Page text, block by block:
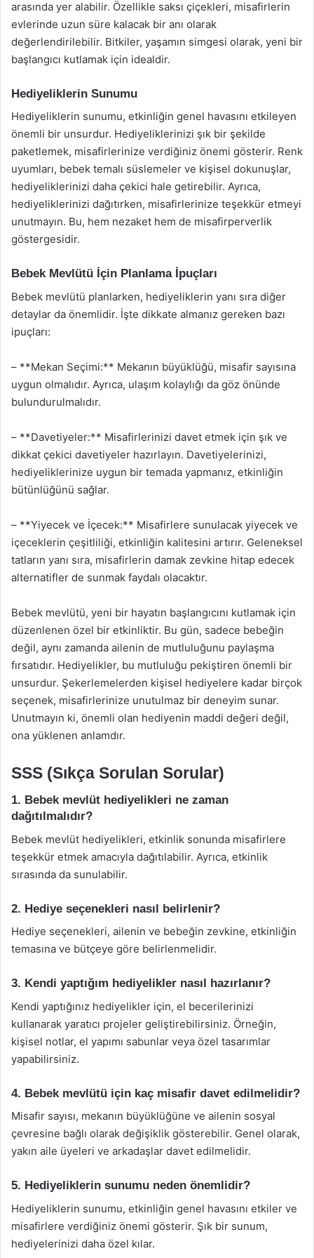
arasında yer alabilir. Özellikle saksı çiçekleri, misafirlerin
evlerinde uzun süre kalacak bir anı olarak
değerlendirilebilir. Bitkiler, yaşamın simgesi olarak, yeni bir
başlangıcı kutlamak için idealdir.
Hediyeliklerin Sunumu
Hediyeliklerin sunumu, etkinliğin genel havasını etkileyen
önemli bir unsurdur. Hediyeliklerinizi şık bir şekilde
paketlemek, misafirlerinize verdiğiniz önemi gösterir. Renk
uyumları, bebek temalı süslemeler ve kişisel dokunuşlar,
hediyeliklerinizi daha çekici hale getirebilir. Ayrıca,
hediyeliklerinizi dağıtırken, misafirlerinize teşekkür etmeyi
unutmayın. Bu, hem nezaket hem de misafirperverlik
göstergesidir.
Bebek Mevlütü İçin Planlama İpuçları
Bebek mevlütü planlarken, hediyeliklerin yanı sıra diğer
detaylar da önemlidir. İşte dikkate almanız gereken bazı
ipuçları:
– **Mekan Seçimi:** Mekanın büyüklüğü, misafir sayısına
uygun olmalıdır. Ayrıca, ulaşım kolaylığı da göz önünde
bulundurulmalıdır.
– **Davetiyeler:** Misafirlerinizi davet etmek için şık ve
dikkat çekici davetiyeler hazırlayın. Davetiyelerinizi,
hediyeliklerinize uygun bir temada yapmanız, etkinliğin
bütünlüğünü sağlar.
– **Yiyecek ve İçecek:** Misafirlere sunulacak yiyecek ve
içeceklerin çeşitliliği, etkinliğin kalitesini artırır. Geleneksel
tatların yanı sıra, misafirlerin damak zevkine hitap edecek
alternatifler de sunmak faydalı olacaktır.
Bebek mevlütü, yeni bir hayatın başlangıcını kutlamak için
düzenlenen özel bir etkinliktir. Bu gün, sadece bebeğin
değil, aynı zamanda ailenin de mutluluğunu paylaşma
fırsatıdır. Hediyelikler, bu mutluluğu pekiştiren önemli bir
unsurdur. Şekerlemelerden kişisel hediyelere kadar birçok
seçenek, misafirlerinize unutulmaz bir deneyim sunar.
Unutmayın ki, önemli olan hediyenin maddi değeri değil,
ona yüklenen anlamdır.
SSS (Sıkça Sorulan Sorular)
1. Bebek mevlüt hediyelikleri ne zaman
dağıtılmalıdır?
Bebek mevlüt hediyelikleri, etkinlik sonunda misafirlere
teşekkür etmek amacıyla dağıtılabilir. Ayrıca, etkinlik
sırasında da sunulabilir.
2. Hediye seçenekleri nasıl belirlenir?
Hediye seçenekleri, ailenin ve bebeğin zevkine, etkinliğin
temasına ve bütçeye göre belirlenmelidir.
3. Kendi yaptığım hediyelikler nasıl hazırlanır?
Kendi yaptığınız hediyelikler için, el becerilerinizi
kullanarak yaratıcı projeler geliştirebilirsiniz. Örneğin,
kişisel notlar, el yapımı sabunlar veya özel tasarımlar
yapabilirsiniz.
4. Bebek mevlütü için kaç misafir davet edilmelidir?
Misafir sayısı, mekanın büyüklüğüne ve ailenin sosyal
çevresine bağlı olarak değişiklik gösterebilir. Genel olarak,
yakın aile üyeleri ve arkadaşlar davet edilmelidir.
5. Hediyeliklerin sunumu neden önemlidir?
Hediyeliklerin sunumu, etkinliğin genel havasını etkiler ve
misafirlere verdiğiniz önemi gösterir. Şık bir sunum,
hediyelerinizi daha özel kılar.